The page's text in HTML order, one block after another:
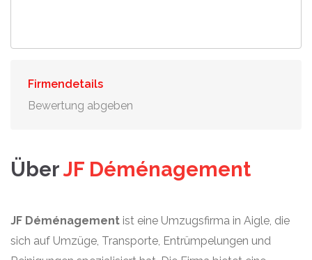
Firmendetails
Bewertung abgeben
ÜberJF Déménagement
JF Déménagement ist eine Umzugsfirma in Aigle, die
sich auf Umzüge, Transporte, Entrümpelungen und